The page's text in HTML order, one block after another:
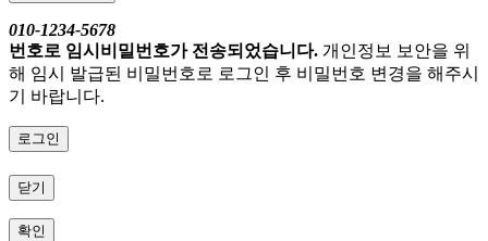
010-1234-5678
번호로 임시비밀번호가 전송되었습니다. 개인정보 보안을 위
해 임시 발급된 비밀번호로 로그인 후 비밀번호 변경을 해주시
기 바랍니다.
로그인
닫기
확인